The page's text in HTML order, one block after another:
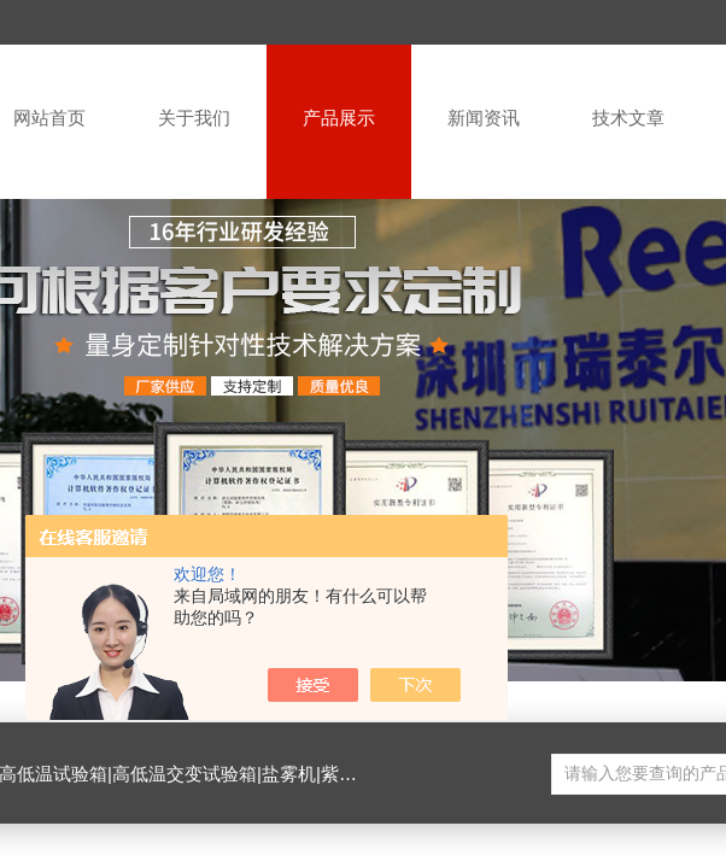
欢迎您！
来自局域网的朋友！有什么可以帮
助您的吗？
网站首页 关于我们 产品展示 新闻资讯 技术文章
|臭氧试验箱|振动试验台|ESD测试仪|恒温恒湿试验室|氙灯老化试验箱|砂尘试验箱|手机微跌落试验机|手机扭转试验机